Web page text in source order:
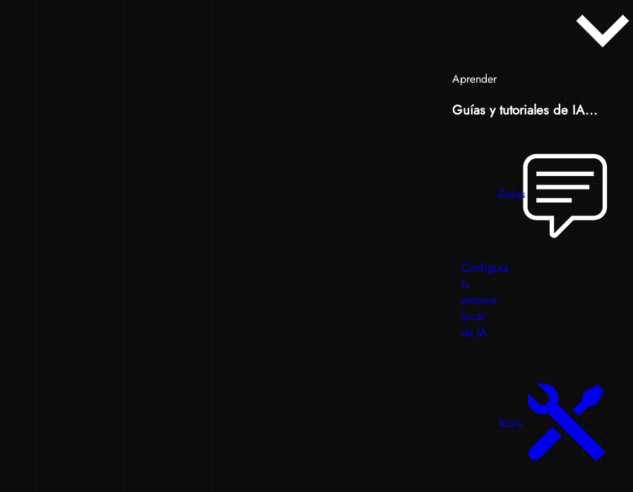
Aprender
Guías y tutoriales de IA...
Guías
Configura
tu
entorno
local
de IA
Tools